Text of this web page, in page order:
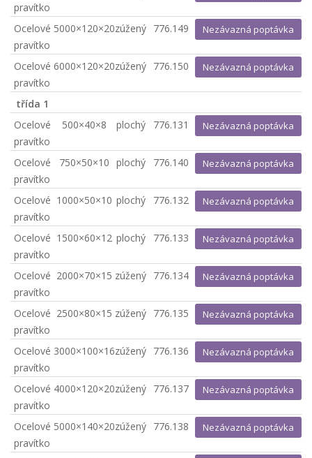
pravítko
Ocelové
pravítko
5000×120×20zúžený 776.149 Nezávazná poptávka
Ocelové
pravítko
6000×120×20zúžený 776.150 Nezávazná poptávka
třída 1
Ocelové
pravítko
500×40×8 plochý 776.131 Nezávazná poptávka
Ocelové
pravítko
750×50×10 plochý 776.140 Nezávazná poptávka
Ocelové
pravítko
1000×50×10 plochý 776.132 Nezávazná poptávka
Ocelové
pravítko
1500×60×12 plochý 776.133 Nezávazná poptávka
Ocelové
pravítko
2000×70×15 zúžený 776.134 Nezávazná poptávka
Ocelové
pravítko
2500×80×15 zúžený 776.135 Nezávazná poptávka
Ocelové
pravítko
3000×100×16zúžený 776.136 Nezávazná poptávka
Ocelové
pravítko
4000×120×20zúžený 776.137 Nezávazná poptávka
Ocelové
pravítko
5000×140×20zúžený 776.138 Nezávazná poptávka